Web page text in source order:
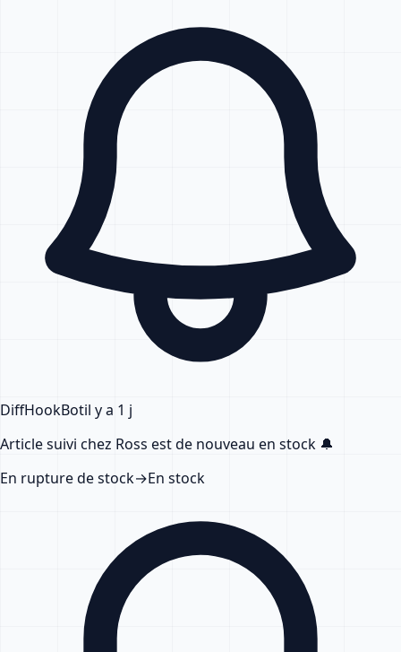
DiffHookBotil y a 1 j
Article suivi chez Ross est de nouveau en stock 🔔
En rupture de stock→En stock